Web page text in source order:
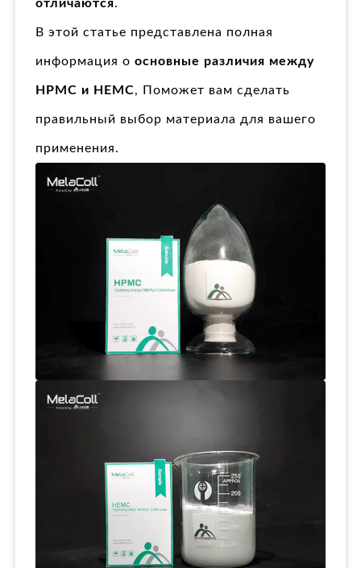
отличаются.
В этой статье представлена полная
информация о основные различия между
HPMC и HEMC, Поможет вам сделать
правильный выбор материала для вашего
применения.